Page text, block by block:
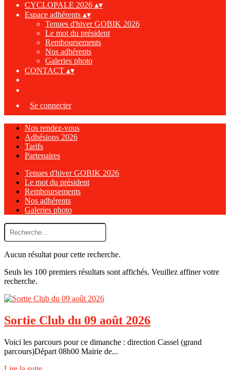
CYCLOPALE 2026 ▴▾
Espace adhérents ▴▾
Tenues d'hiver GOBIK 2026
Le mot du président
Remboursements
Nos adhérents
Galeries photo
CONTACT ▴▾
Se connecter
Nos rendez-vous
Adhésions 2026
Tarifs
Partenaires
Tenues d'hiver GOBIK 2026
Le mot du président
Remboursements
Nos adhérents
Galeries photo
Aucun résultat pour cette recherche.
Seuls les 100 premiers résultats sont affichés. Veuillez affiner votre
recherche.
Sortie Club du 09 août 2026
Voici les parcours pour ce dimanche : direction Cassel (grand
parcours)Départ 08h00 Mairie de...